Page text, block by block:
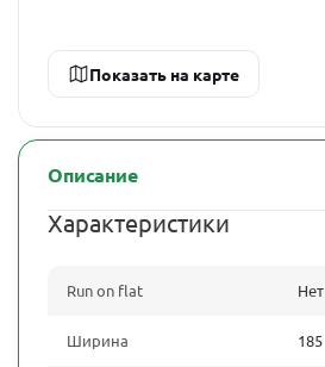
Показать на карте
Описание
Характеристики
Run on flat Нет
Ширина 185